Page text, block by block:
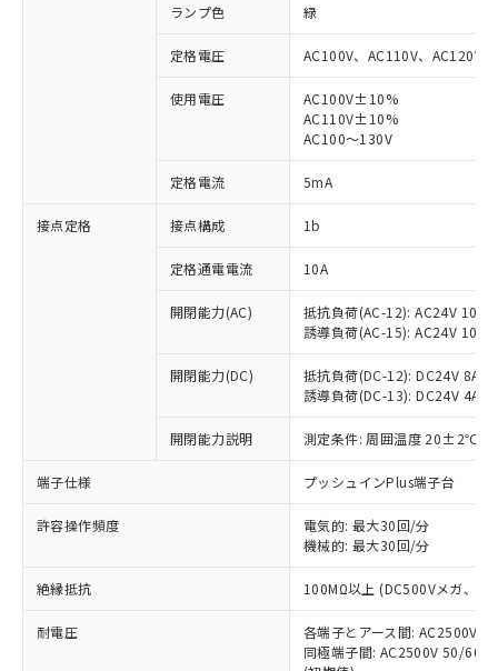
ランプ色 緑
定格電圧 AC100V、AC110V、AC120V
使用電圧
AC100V±10%
AC110V±10%
AC100～130V
定格電流 5mA
接点定格 接点構成 1b
定格通電電流 10A
開閉能力(AC)
抵抗負荷(AC-12): AC24V 10A/
誘導負荷(AC-15): AC24V
開閉能力(DC)
抵抗負荷(DC-12): DC24V 8A/
誘導負荷(DC-13): DC24V 4A/
開閉能力説明 測定条件: 周囲温度 20±2℃、
端子仕様 プッシュインPlus端子台
許容操作頻度
電気的: 最大30回/分
機械的: 最大30回/分
絶縁抵抗 100MΩ以上 (DC500Vメガ、点
耐電圧
各端子とアース間: AC2500V
同極端子間: AC2500V 50/
ご利用条件
以下の条件をお読みいただき、同意のうえ
本サービスは、当社制御機器事業取扱
商品の当社在庫状況および標準価格
(税抜)を提供させていただくもので
当社制御機器事業取扱商品の中には、
ことをご了承ください。
在庫状況および標準価格照会結果は、
記載している更新日時点での社内デー
タに基づき作成されるものであり、閲
覧された時点での実際の在庫および標
準価格とは異なる場合があることをご
対応済み：EU RoHS指令（10物質）の
非含有に対応した製品が提供可能な商品で
す。
対応予定：EU RoHS指令（10物質）の非含
有に対応した製品に切り替える予定のある
対応予定なし：EU RoHS指令（10物質）の
非含有に非対応の商品で、対応品を出す予
調査・確認中：EU RoHS指令（10物質）の
非含有の対応状況を調査中または確認中の
非該当品：ライセンス料など無形物で、有
害物質有無と関係のない商品です。
仕入先様の事情により、非含有部品として
いたものが、含有品と判明した場合などや
むを得ず変更することがあります。
*EU RoHS指令（10物質）：
鉛(Pb) 1000ppm以下、 水銀(Hg) 1000ppm以下、 カド
六価クロム(Cr(Ⅵ)) 1000ppm以下、ポリ臭化ビフェニル
類(PBB) 1000ppm以下、ポリ臭化ジフェニルエーテル類
「○」：最大均質材料含有率が中国RoHSの
基準値以下であることを示します。
「×」：最大均質材料含有率が中国RoHSの
基準値を超えていることを示します。
「－」：未確認です。当社販売部門へお問
*中国RoHS10物質の基準値 (GB/T26572)：
Pb(鉛) :1000ppm、 Hg(水銀) : 1000ppm、 Cd(カドミウ
Cr(Ⅵ)(六価クロム) : 1000ppm、 PBBs(ポリ臭化ビフェ
当社は、これら貴社製品のうち、外国
為替および外国貿易法に定める商品
または国外への提供する場合は、日本
国政府の輸出許可(または役務取引許
可)を取得するなどの必要な手続きを